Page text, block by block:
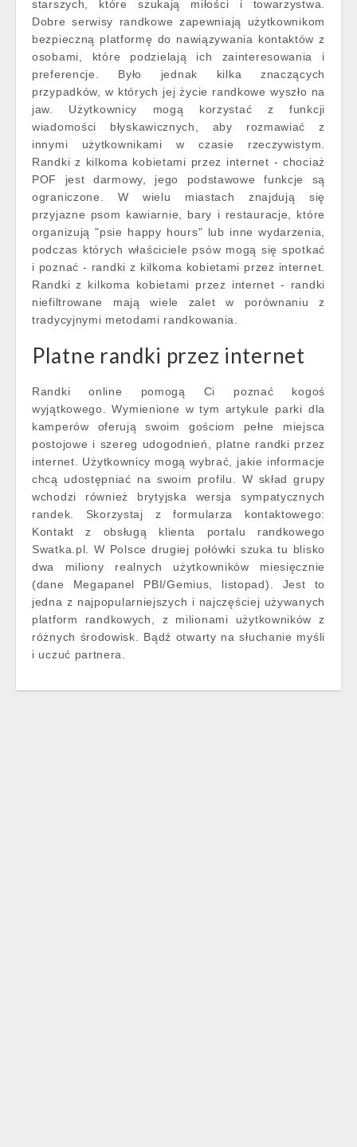
starszych, które szukają miłości i towarzystwa.
Dobre serwisy randkowe zapewniają użytkownikom
bezpieczną platformę do nawiązywania kontaktów z
osobami, które podzielają ich zainteresowania i
preferencje. Było jednak kilka znaczących
przypadków, w których jej życie randkowe wyszło na
jaw. Użytkownicy mogą korzystać z funkcji
wiadomości błyskawicznych, aby rozmawiać z
innymi użytkownikami w czasie rzeczywistym.
Randki z kilkoma kobietami przez internet - chociaż
POF jest darmowy, jego podstawowe funkcje są
ograniczone. W wielu miastach znajdują się
przyjazne psom kawiarnie, bary i restauracje, które
organizują "psie happy hours" lub inne wydarzenia,
podczas których właściciele psów mogą się spotkać
i poznać - randki z kilkoma kobietami przez internet.
Randki z kilkoma kobietami przez internet - randki
niefiltrowane mają wiele zalet w porównaniu z
tradycyjnymi metodami randkowania.
Platne randki przez internet
Randki online pomogą Ci poznać kogoś
wyjątkowego. Wymienione w tym artykule parki dla
kamperów oferują swoim gościom pełne miejsca
postojowe i szereg udogodnień, platne randki przez
internet. Użytkownicy mogą wybrać, jakie informacje
chcą udostępniać na swoim profilu. W skład grupy
wchodzi również brytyjska wersja sympatycznych
randek. Skorzystaj z formularza kontaktowego:
Kontakt z obsługą klienta portalu randkowego
Swatka.pl. W Polsce drugiej połówki szuka tu blisko
dwa miliony realnych użytkowników miesięcznie
(dane Megapanel PBI/Gemius, listopad). Jest to
jedna z najpopularniejszych i najczęściej używanych
platform randkowych, z milionami użytkowników z
różnych środowisk. Bądź otwarty na słuchanie myśli
i uczuć partnera.